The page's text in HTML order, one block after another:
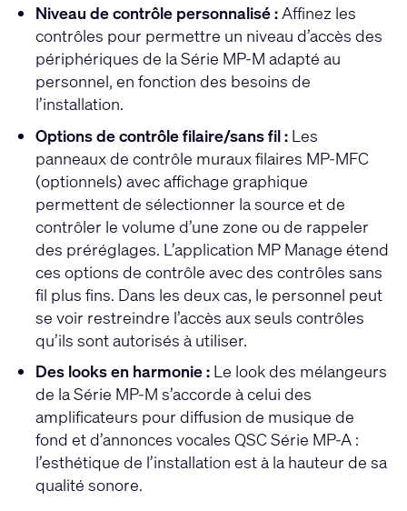
Niveau de contrôle personnalisé :Affinez les
contrôles pour permettre un niveau d’accès des
périphériques de la Série MP-M adapté au
personnel, en fonction des besoins de
l’installation.
Options de contrôle filaire/sans fil :Les
panneaux de contrôle muraux filaires MP-MFC
(optionnels) avec affichage graphique
permettent de sélectionner la source et de
contrôler le volume d’une zone ou de rappeler
des préréglages. L’application MP Manage étend
ces options de contrôle avec des contrôles sans
fil plus fins. Dans les deux cas, le personnel peut
se voir restreindre l’accès aux seuls contrôles
qu’ils sont autorisés à utiliser.
Des looks en harmonie :Le look des mélangeurs
de la Série MP-M s’accorde à celui des
amplificateurs pour diffusion de musique de
fond et d’annonces vocales QSC Série MP-A:
l’esthétique de l’installation est à la hauteur de sa
qualité sonore.